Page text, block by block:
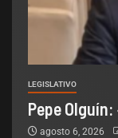
LEGISLATIVO
Pepe
agosto 6, 2026